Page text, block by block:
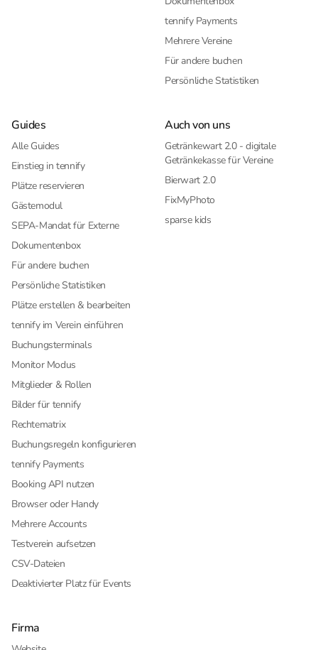
tennify Payments
Mehrere Vereine
Für andere buchen
Persönliche Statistiken
Guides
Alle Guides
Einstieg in tennify
Plätze reservieren
Gästemodul
SEPA-Mandat für Externe
Dokumentenbox
Für andere buchen
Persönliche Statistiken
Plätze erstellen & bearbeiten
tennify im Verein einführen
Buchungsterminals
Monitor Modus
Mitglieder & Rollen
Bilder für tennify
Rechtematrix
Buchungsregeln konfigurieren
tennify Payments
Booking API nutzen
Browser oder Handy
Mehrere Accounts
Testverein aufsetzen
CSV-Dateien
Deaktivierter Platz für Events
Auch von uns
Getränkewart 2.0 - digitale
Getränkekasse für Vereine
Bierwart 2.0
FixMyPhoto
sparse kids
Firma